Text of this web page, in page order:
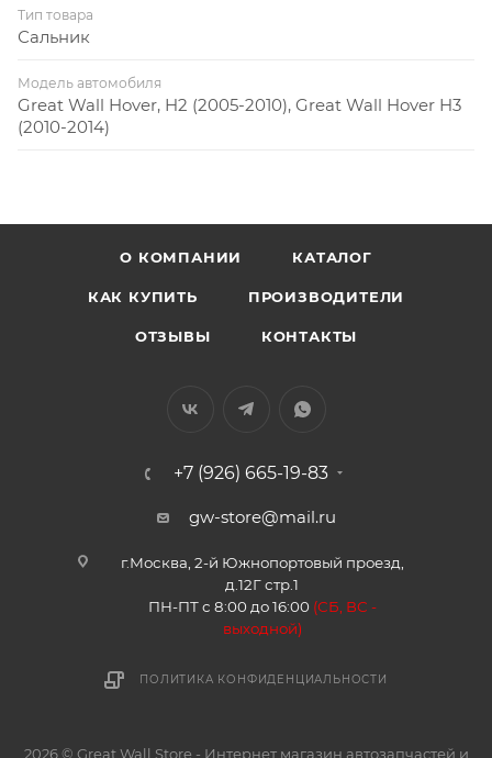
Тип товара
Сальник
Модель автомобиля
Great Wall Hover, H2 (2005-2010), Great Wall Hover H3
(2010-2014)
О КОМПАНИИ КАТАЛОГ
КАК КУПИТЬ ПРОИЗВОДИТЕЛИ
ОТЗЫВЫ КОНТАКТЫ
+7 (926) 665-19-83
gw-store@mail.ru
г.Москва, 2-й Южнопортовый проезд,
д.12Г стр.1
ПН-ПТ с 8:00 до 16:00 (СБ, ВС -
выходной)
ПОЛИТИКА КОНФИДЕНЦИАЛЬНОСТИ
2026 © Great Wall Store - Интернет магазин автозапчастей и